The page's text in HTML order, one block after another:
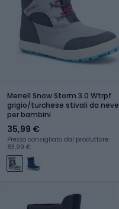
Merrell Snow Storm 3.0 Wtrpf
grigio/turchese stivali da neve
per bambini
35,99 €
Prezzo consigliato dal produttore:
83,99 €